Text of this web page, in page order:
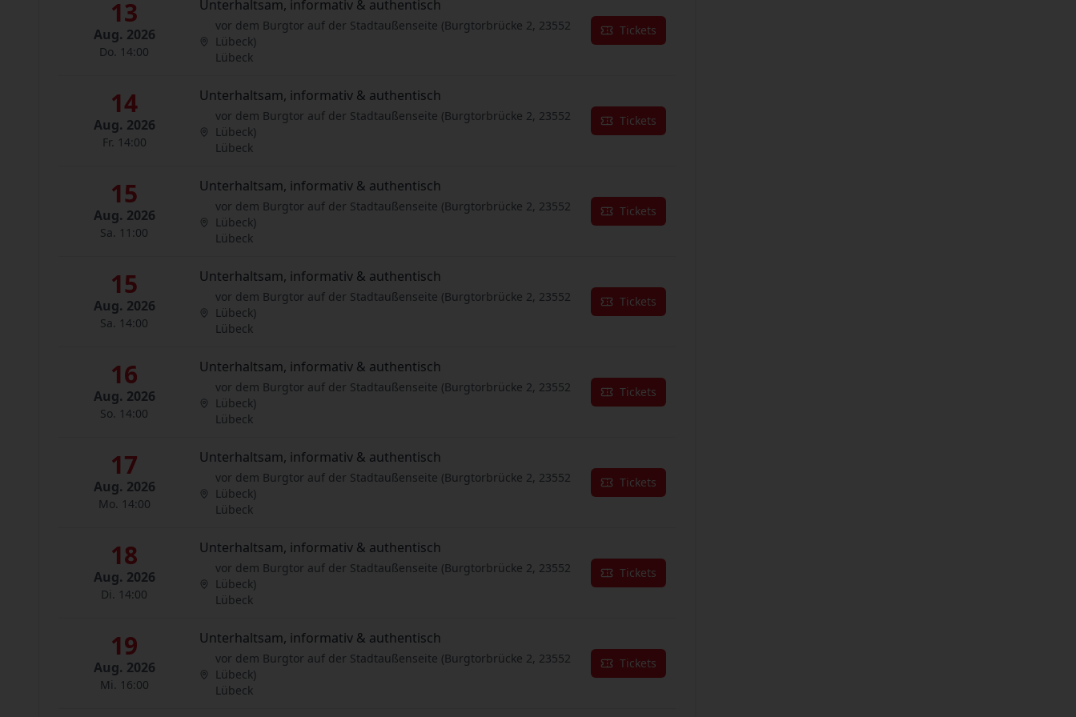
13
Aug. 2026
Do. 14:00
Unterhaltsam, informativ & authentisch
vor dem Burgtor auf der Stadtaußenseite (Burgtorbrücke 2, 23552
Lübeck)
Lübeck
Tickets
14
Aug. 2026
Fr. 14:00
Unterhaltsam, informativ & authentisch
vor dem Burgtor auf der Stadtaußenseite (Burgtorbrücke 2, 23552
Lübeck)
Lübeck
Tickets
15
Aug. 2026
Sa. 11:00
Unterhaltsam, informativ & authentisch
vor dem Burgtor auf der Stadtaußenseite (Burgtorbrücke 2, 23552
Lübeck)
Lübeck
Tickets
15
Aug. 2026
Sa. 14:00
Unterhaltsam, informativ & authentisch
vor dem Burgtor auf der Stadtaußenseite (Burgtorbrücke 2, 23552
Lübeck)
Lübeck
Tickets
16
Aug. 2026
So. 14:00
Unterhaltsam, informativ & authentisch
vor dem Burgtor auf der Stadtaußenseite (Burgtorbrücke 2, 23552
Lübeck)
Lübeck
Tickets
17
Aug. 2026
Mo. 14:00
Unterhaltsam, informativ & authentisch
vor dem Burgtor auf der Stadtaußenseite (Burgtorbrücke 2, 23552
Lübeck)
Lübeck
Tickets
18
Aug. 2026
Di. 14:00
Unterhaltsam, informativ & authentisch
vor dem Burgtor auf der Stadtaußenseite (Burgtorbrücke 2, 23552
Lübeck)
Lübeck
Tickets
19
Aug. 2026
Mi. 16:00
Unterhaltsam, informativ & authentisch
vor dem Burgtor auf der Stadtaußenseite (Burgtorbrücke 2, 23552
Lübeck)
Lübeck
Tickets